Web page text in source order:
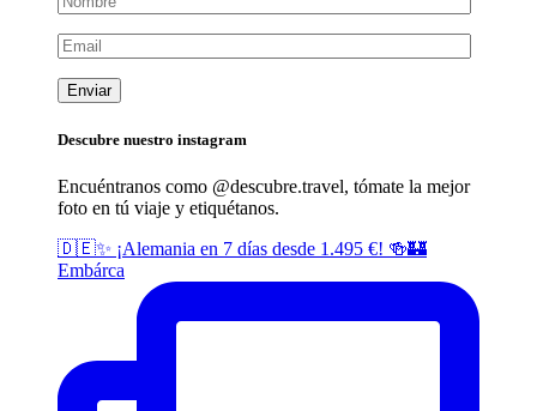
Descubre nuestro instagram
Encuéntranos como @descubre.travel, tómate la mejor
foto en tú viaje y etiquétanos.
🇩🇪✨ ¡Alemania en 7 días desde 1.495 €! 🍻🏰
Embárca